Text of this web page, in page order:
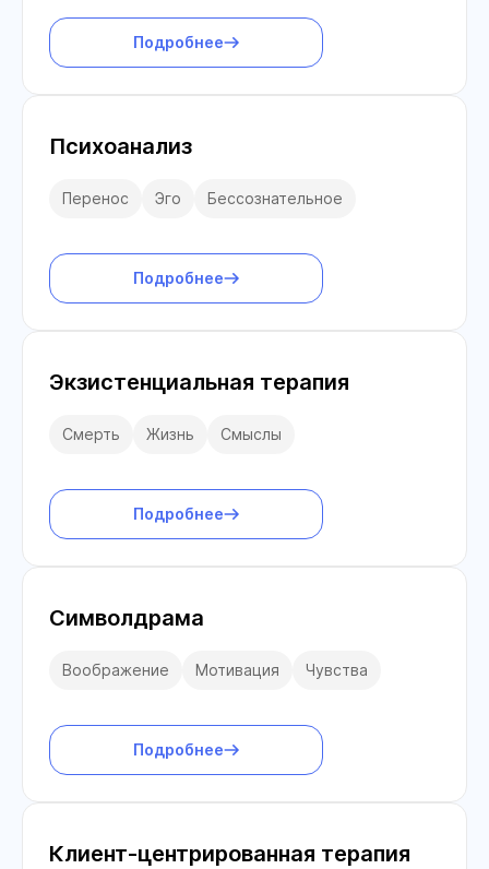
Подробнее
Психоанализ
Перенос Эго Бессознательное
Подробнее
Экзистенциальная терапия
Смерть Жизнь Смыслы
Подробнее
Символдрама
Воображение Мотивация Чувства
Подробнее
Клиент-центрированная терапия